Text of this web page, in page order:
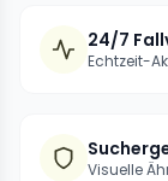
24/7
Echtzeit-
Visuelle